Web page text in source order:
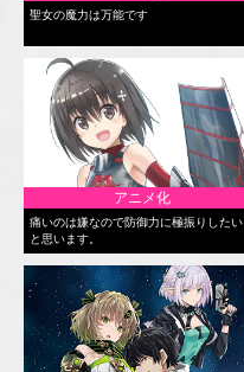
聖女の魔力は万能です
アニメ化
痛いのは嫌なので防御力に極振りしたい
と思います。